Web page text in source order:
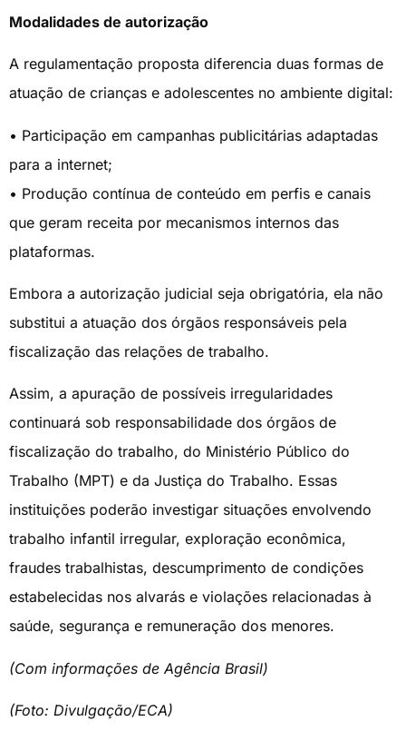
Modalidades de autorização
A regulamentação proposta diferencia duas formas de
atuação de crianças e adolescentes no ambiente digital:
• Participação em campanhas publicitárias adaptadas
para a internet;
• Produção contínua de conteúdo em perfis e canais
que geram receita por mecanismos internos das
plataformas.
Embora a autorização judicial seja obrigatória, ela não
substitui a atuação dos órgãos responsáveis pela
fiscalização das relações de trabalho.
Assim, a apuração de possíveis irregularidades
continuará sob responsabilidade dos órgãos de
fiscalização do trabalho, do Ministério Público do
Trabalho (MPT) e da Justiça do Trabalho. Essas
instituições poderão investigar situações envolvendo
trabalho infantil irregular, exploração econômica,
fraudes trabalhistas, descumprimento de condições
estabelecidas nos alvarás e violações relacionadas à
saúde, segurança e remuneração dos menores.
(Com informações de Agência Brasil)
(Foto: Divulgação/ECA)